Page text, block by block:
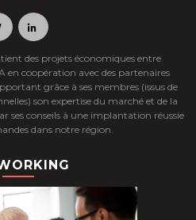
des projets économiques entre
en coopération avec des partenaires
grâce à ses membres (issus de
son expertise du marché et de la
ses conseils à une implantation réussie
dans notre région.